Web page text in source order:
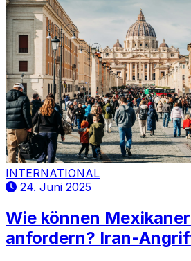
INTERNATIONAL
24. Juni 2025
Wie können
anfordern? Iran-